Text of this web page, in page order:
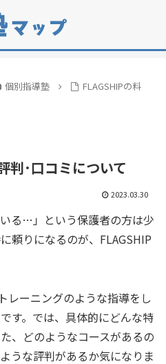
個別指導塾
FLAGSHIPの料
判･口コミについて
2023.03.30
いる…」という保護者の方は少
頼りになるのが、FLAGSHIP
レーニングのような指導をし
す。では、具体的にどんな特
、どのようなコースがあるの
うな評判があるか気になりま